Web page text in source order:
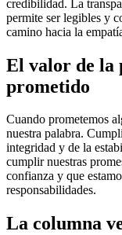
credibilidad. La
permite ser legibles y
camino hacia la
El valor de la
prometido
Cuando prometemos
nuestra palabra.
integridad y de la
cumplir nuestras
confianza y que
responsabilidades.
La columna